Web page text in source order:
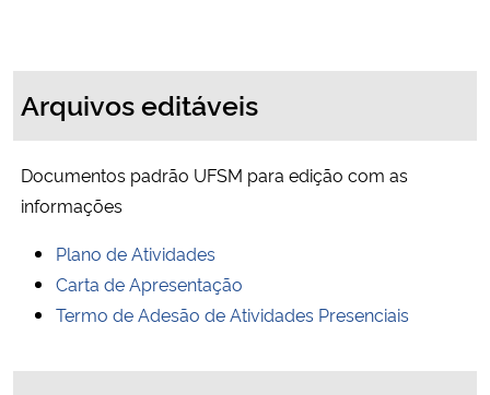
Arquivos editáveis
Documentos padrão UFSM para edição com as
informações
Plano de Atividades
Carta de Apresentação
Termo de Adesão de Atividades Presenciais